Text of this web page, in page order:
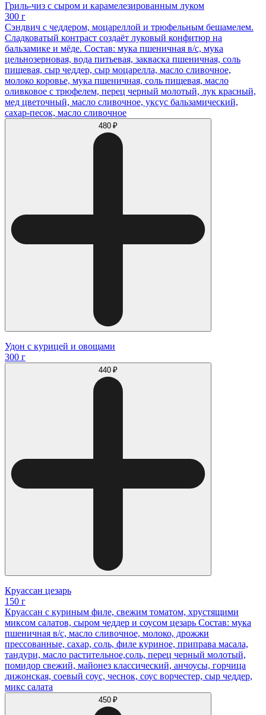
Гриль-чиз с сыром и карамелезированным луком
300 г
Сэндвич с чеддером, моцареллой и трюфельным бешамелем.
Сладковатый контраст создаёт луковый конфитюр на
бальзамике и мёде. Состав: мука пшеничная в/с, мука
цельнозерновая, вода питьевая, закваска пшеничная, соль
пищевая, сыр чеддер, сыр моцарелла, масло сливочное,
молоко коровье, мука пшеничная, соль пищевая, масло
оливковое с трюфелем, перец черный молотый, лук красный,
мед цветочный, масло сливочное, уксус бальзамический,
сахар-песок, масло сливочное
480 ₽
Удон с курицей и овощами
300 г
440 ₽
Круассан цезарь
150 г
Круассан с куриным филе, свежим томатом, хрустящими
миксом салатов, сыром чеддер и соусом цезарь Состав: мука
пшеничная в/с, масло сливочное, молоко, дрожжи
прессованные, сахар, соль, филе куриное, приправа масала,
тандури, масло растительное,соль, перец черный молотый,
помидор свежий, майонез классический, анчоусы, горчица
дижонская, соевый соус, чеснок, соус ворчестер, сыр чеддер,
микс салата
450 ₽